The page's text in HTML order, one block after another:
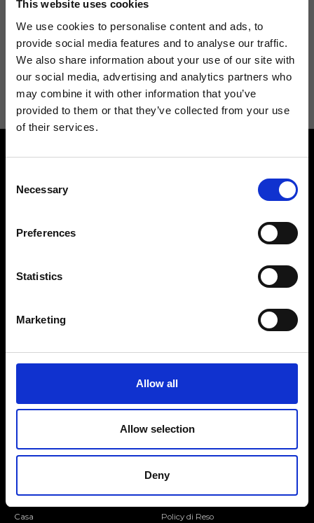
This website uses cookies
We use cookies to personalise content and ads, to
provide social media features and to analyse our traffic.
We also share information about your use of our site with
our social media, advertising and analytics partners who
may combine it with other information that you’ve
provided to them or that they’ve collected from your use
of their services.
Selection
Necessary
Preferences
Statistics
Marketing
Allow all
Allow selection
Deny
Acconsento a ricevere novità e promo da Ripani. Per maggiori
informazioni consulta laPrivacy Policy.
Cerca un negozio
Seguici
Uomo
Casa
Spedizione e Consegna
Policy di Reso